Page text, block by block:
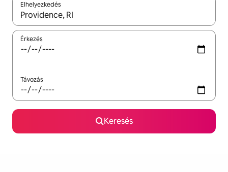
Elhelyezkedés
Az eredmények között a felfelé és a lefelé nyíllal
Érkezés
Távozás
Keresés